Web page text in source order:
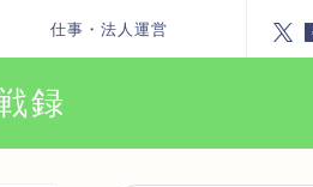
仕事・法人運営
録